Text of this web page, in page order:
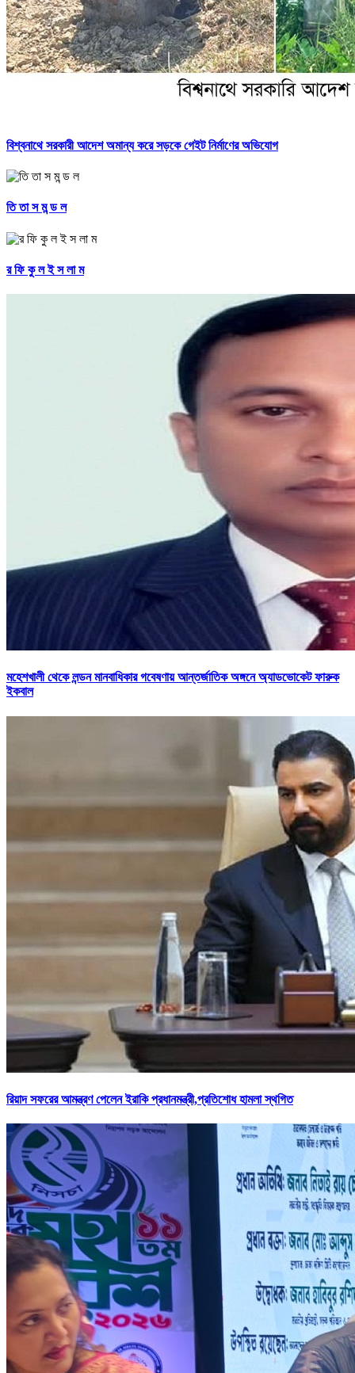
বিশ্বনাথে সরকারী আদেশ অমান্য করে সড়কে গেইট নির্মাণের অভিযোগ
তি তা স ম ন্ড ল
র ফি কু ল ই স লা ম
মহেশখালী থেকে লন্ডন মানবাধিকার গবেষণায় আন্তর্জাতিক অঙ্গনে অ্যাডভোকেট ফারুক
ইকবাল
রিয়াদ সফরের আমন্ত্রণ পেলেন ইরাকি প্রধানমন্ত্রী,প্রতিশোধ হামলা স্থগিত